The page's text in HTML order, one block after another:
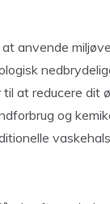
anvende
at reducere dit
og